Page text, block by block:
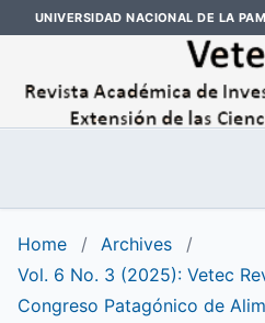
UNIVERSIDAD NACIONAL DE LA
Home / Archives
/
Vol. 6 No. 3 (2025): Vetec
Congreso Patagónico de